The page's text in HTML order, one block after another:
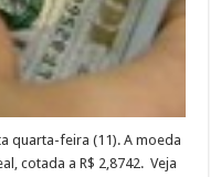
quarta-feira (11). A moeda
cotada a R$ 2,8742. Veja